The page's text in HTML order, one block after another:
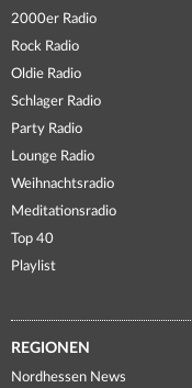
2000er Radio
Rock Radio
Oldie Radio
Schlager Radio
Party Radio
Lounge Radio
Weihnachtsradio
Meditationsradio
Top 40
Playlist
REGIONEN
Nordhessen News